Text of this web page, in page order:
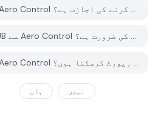
کیا PGYER APK HUB پر Aero Control کو مفت ڈاؤن لوڈ کرنے کی اجازت ہے؟
کیا مجھے PGYER APK HUB سے Aero Control ڈاؤن لوڈ کرنے کے لئے اکاؤنٹ کی ضرورت ہے؟
میں PGYER APK HUB پر Aero Control کے ساتھ کوئی مسئلہ کیسے رپورٹ کرسکتا ہوں؟
ہاں نہیں